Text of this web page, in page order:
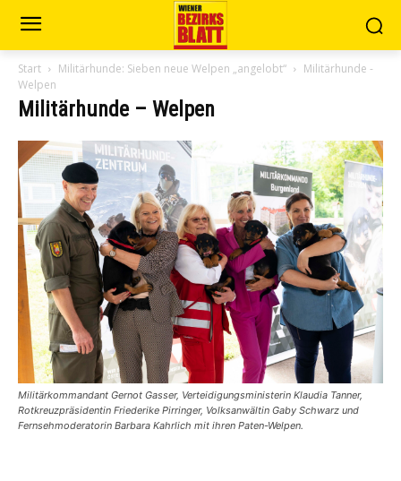
Start Militärhunde: Sieben neue Welpen „angelobt“
Militärhunde -
Welpen
Militärhunde – Welpen
Militärkommandant Gernot Gasser, Verteidigungsministerin Klaudia Tanner,
Rotkreuzpräsidentin Friederike Pirringer, Volksanwältin Gaby Schwarz und
Fernsehmoderatorin Barbara Kahrlich mit ihren Paten-Welpen.